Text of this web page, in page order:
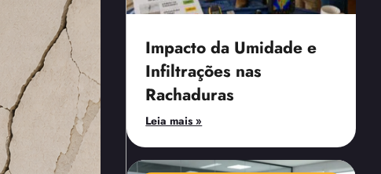
Impacto da Umidade e
Infiltrações nas
Rachaduras
Leia mais »